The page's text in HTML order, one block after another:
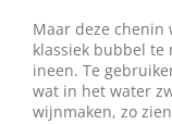
Maar deze chenin
klassiek bubbel te
ineen. Te
wat in het water
wijnmaken, zo